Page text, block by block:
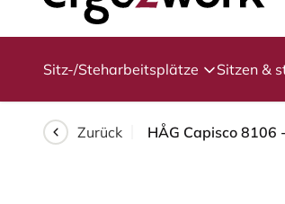
Sitz-/Steharbeitsplätze Sitzen &
Zurück HÅG Capisco 8106